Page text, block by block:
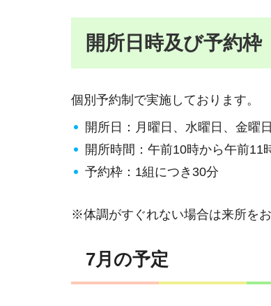
開所日時及び予約枠
個別予約制で実施しております。
開所日：月曜日、水曜日、金曜
開所時間：午前10時から午前11
予約枠：1組につき30分
※体調がすぐれない場合は来所をお
7月の予定